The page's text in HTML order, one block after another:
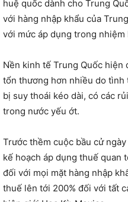
huệ quốc dành cho Trung
với hàng nhập khẩu của
với mức áp dụng trong nhiệm
Nền kinh tế Trung Quốc
tổn thương hơn nhiều do tình
bị suy thoái kéo dài, có các
trong nước yếu ớt.
Trước thềm cuộc bầu cử
kế hoạch áp dụng thuế quan
đối với mọi mặt hàng nhập
thuế lên tới 200% đối với tất